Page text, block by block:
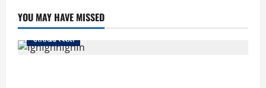
YOU MAY HAVE MISSED
उत्तराखंड स्पेशल